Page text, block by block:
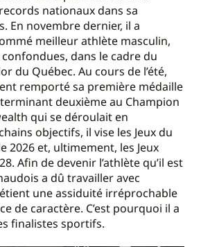
nationaux dans sa
En novembre dernier, il a
meilleur athlète masculin,
dans le cadre du
du Québec. Au cours de l’été,
remporté sa première médaille
deuxième au Champion
qui se déroulait en
objectifs, il vise les Jeux du
2026 et, ultimement, les Jeux
Afin de devenir l’athlète qu’il est
a dû travailler avec
une assiduité irréprochable
de caractère. C’est pourquoi il a
finalistes sportifs.